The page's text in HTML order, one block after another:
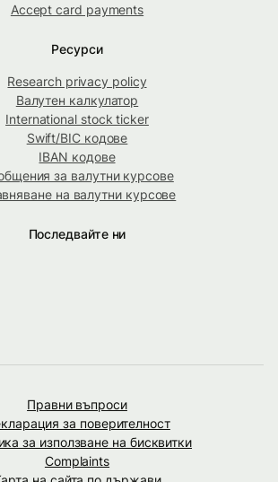
Accept card payments
Ресурси
Research privacy policy
Валутен калкулатор
International stock ticker
Swift/BIC кодове
IBAN кодове
за валутни курсове
на валутни курсове
Последвайте ни
Правни въпроси
за поверителност
за използване на бисквитки
Complaints